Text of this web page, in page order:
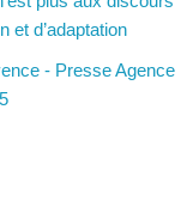
et d’adaptation
- Presse Agence